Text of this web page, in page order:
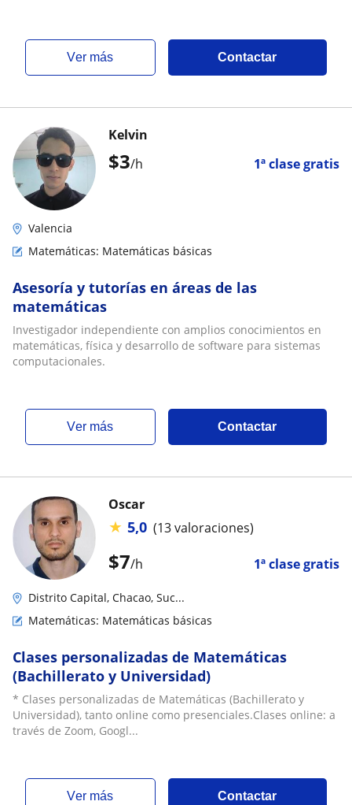
ver más Contactar
$3/h 1ª clase gratis
Kelvin
Valencia
Matemáticas: Matemáticas básicas
Asesoría y tutorías en áreas de las
matemáticas
Investigador independiente con amplios conocimientos en
matemáticas, física y desarrollo de software para sistemas
computacionales.
ver más Contactar
$7/h 1ª clase gratis
Oscar
★ 5,0 (13 valoraciones)
Distrito Capital, Chacao, Suc...
Matemáticas: Matemáticas básicas
Clases personalizadas de Matemáticas
(Bachillerato y Universidad)
* Clases personalizadas de Matemáticas (Bachillerato y
Universidad), tanto online como presenciales.Clases online: a
través de Zoom, Googl...
ver más Contactar